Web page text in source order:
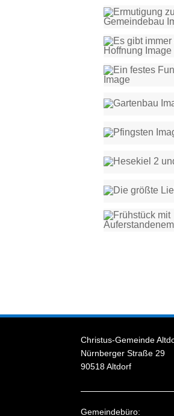
Christus-Gemeinde
Nürnberger Straße 29
90518 Altdorf
Gemeindebüro: